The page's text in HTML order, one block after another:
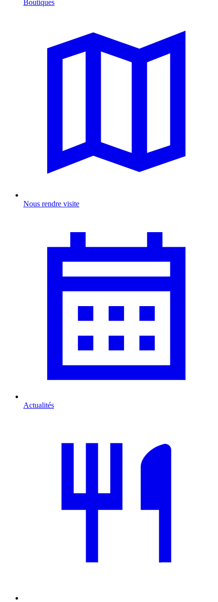
Boutiques
Nous rendre visite
Actualités